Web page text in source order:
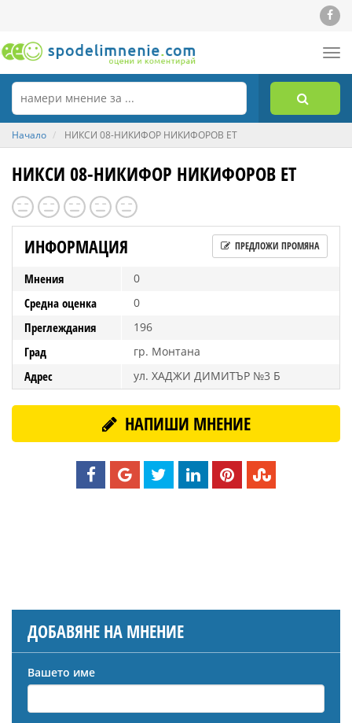
Начало НИКСИ 08-НИКИФОР НИКИФОРОВ ЕТ
НИКСИ 08-НИКИФОР НИКИФОРОВ ЕТ
ИНФОРМАЦИЯ ПРЕДЛОЖИ ПРОМЯНА
Мнения 0
Средна оценка 0
Преглеждания 196
Град гр. Монтана
Адрес ул. ХАДЖИ ДИМИТЪР №3 Б
НАПИШИ МНЕНИЕ
ДОБАВЯНЕ НА МНЕНИЕ
Вашето име